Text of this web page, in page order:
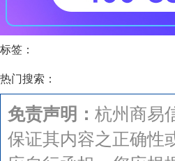
标签：
热门搜索：
免责声明： 杭州商易
保证其内容之正确性